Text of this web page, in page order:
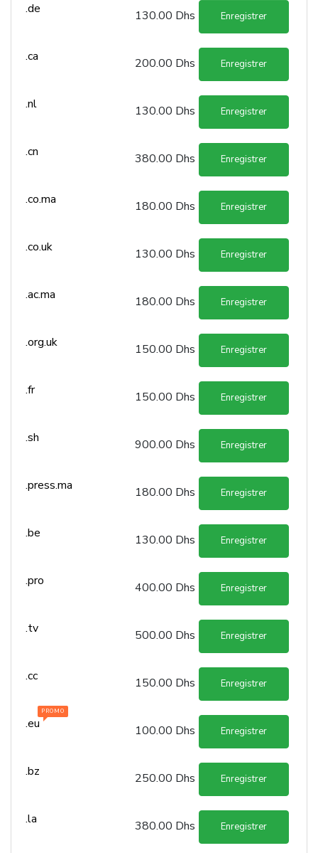
.de 130.00 Dhs Enregistrer
.ca 200.00 Dhs Enregistrer
.nl 130.00 Dhs Enregistrer
.cn 380.00 Dhs Enregistrer
.co.ma 180.00 Dhs Enregistrer
.co.uk 130.00 Dhs Enregistrer
.ac.ma 180.00 Dhs Enregistrer
.org.uk 150.00 Dhs Enregistrer
.fr 150.00 Dhs Enregistrer
.sh 900.00 Dhs Enregistrer
.press.ma 180.00 Dhs Enregistrer
.be 130.00 Dhs Enregistrer
.pro 400.00 Dhs Enregistrer
.tv 500.00 Dhs Enregistrer
.cc 150.00 Dhs Enregistrer
.eu 100.00 Dhs Enregistrer
.bz 250.00 Dhs Enregistrer
.la 380.00 Dhs Enregistrer